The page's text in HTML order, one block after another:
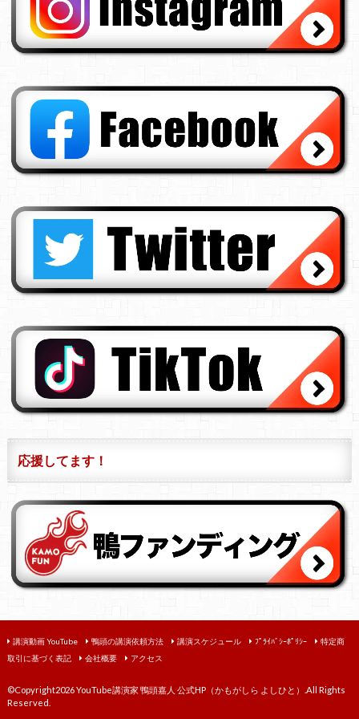
応援してます！
講演動画 YouTube 鴨頭の講演依頼方法 講演スケジュール ﾌﾟﾗｲﾊﾞｼｰﾎﾟﾘｼｰ
特定商
取引に基づく表記
会社概要 アクセス
©Copyright2026YouTube講演家 鴨頭嘉人 公式HP（かもがしら よしひと）
.All Rights
Reserved.